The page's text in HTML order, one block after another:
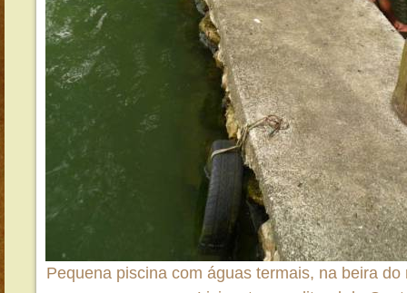
Pequena piscina com águas termais, na beira